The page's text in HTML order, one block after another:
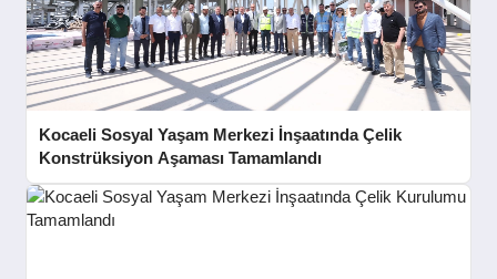
Kocaeli Sosyal Yaşam Merkezi İnşaatında Çelik
Konstrüksiyon Aşaması Tamamlandı